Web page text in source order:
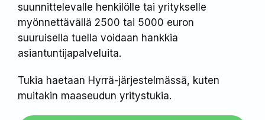
suunnittelevalle henkilölle tai yritykselle
myönnettävällä 2500 tai 5000 euron
suuruisella tuella voidaan hankkia
asiantuntijapalveluita.
Tukia haetaan Hyrrä-järjestelmässä, kuten
muitakin maaseudun yritystukia.